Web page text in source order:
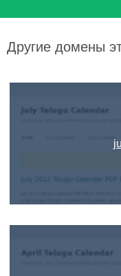
Другие домены